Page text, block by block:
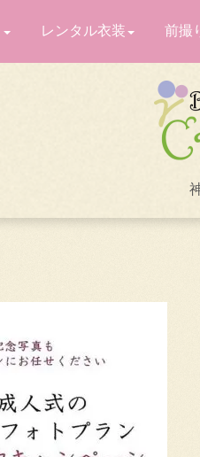
レンタル衣装 前撮